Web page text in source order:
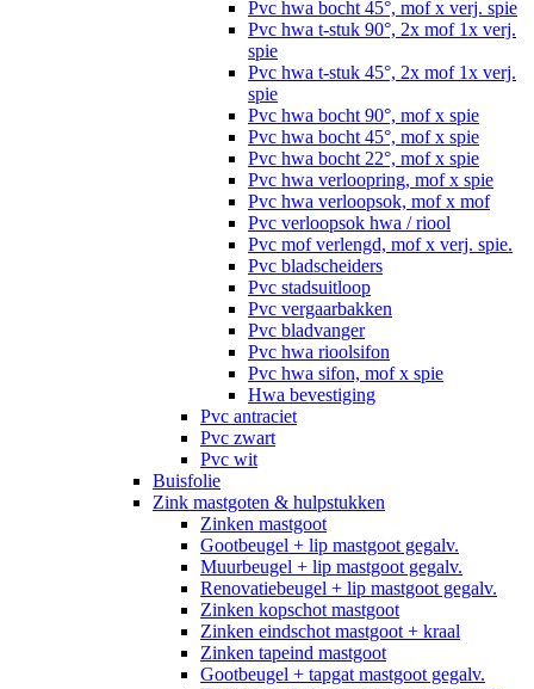
Pvc hwa bocht 45°, mof x verj. spie
Pvc hwa t-stuk 90°, 2x mof 1x verj.
spie
Pvc hwa t-stuk 45°, 2x mof 1x verj.
spie
Pvc hwa bocht 90°, mof x spie
Pvc hwa bocht 45°, mof x spie
Pvc hwa bocht 22°, mof x spie
Pvc hwa verloopring, mof x spie
Pvc hwa verloopsok, mof x mof
Pvc verloopsok hwa / riool
Pvc mof verlengd, mof x verj. spie.
Pvc bladscheiders
Pvc stadsuitloop
Pvc vergaarbakken
Pvc bladvanger
Pvc hwa rioolsifon
Pvc hwa sifon, mof x spie
Hwa bevestiging
Pvc antraciet
Pvc zwart
Pvc wit
Buisfolie
Zink mastgoten & hulpstukken
Zinken mastgoot
Gootbeugel + lip mastgoot gegalv.
Muurbeugel + lip mastgoot gegalv.
Renovatiebeugel + lip mastgoot gegalv.
Zinken kopschot mastgoot
Zinken eindschot mastgoot + kraal
Zinken tapeind mastgoot
Gootbeugel + tapgat mastgoot gegalv.